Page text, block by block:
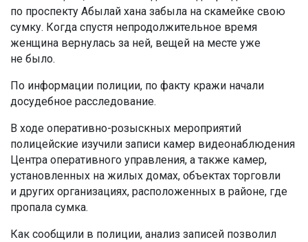
по проспекту Абылай хана забыла на скамейке свою
сумку. Когда спустя непродолжительное время
женщина вернулась за ней, вещей на месте уже
не было.
По информации полиции, по факту кражи начали
досудебное расследование.
В ходе оперативно-розыскных мероприятий
полицейские изучили записи камер видеонаблюдения
Центра оперативного управления, а также камер,
установленных на жилых домах, объектах торговли
и других организациях, расположенных в районе, где
пропала сумка.
Как сообщили в полиции, анализ записей позволил